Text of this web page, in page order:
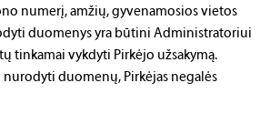
numerį, amžių, gyvenamosios vietos
duomenys yra būtini Administratoriui
tinkamai vykdyti Pirkėjo užsakymą.
duomenų, Pirkėjas negalės